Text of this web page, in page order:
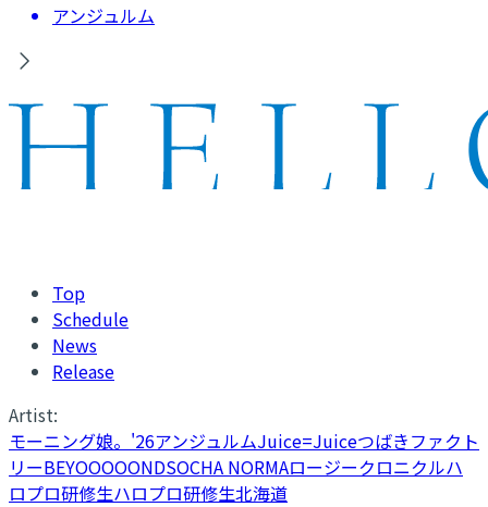
アンジュルム
Top
Schedule
News
Release
Artist:
モーニング娘。'26アンジュルムJuice=Juiceつばきファクト
リーBEYOOOOONDSOCHA NORMAロージークロニクルハ
ロプロ研修生ハロプロ研修生北海道